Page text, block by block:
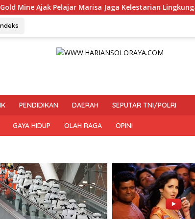
Jaga Kelestarian Lingkungan H.
PENDIDIKAN DAERAH SEPUTAR TNI/POLRI
GAYA HIDUP OLAH RAGA OPINI